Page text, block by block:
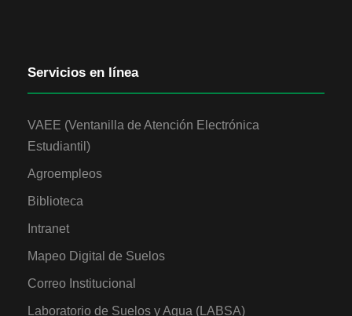
Servicios en línea
VAEE (Ventanilla de Atención Electrónica
Estudiantil)
Agroempleos
Biblioteca
Intranet
Mapeo Digital de Suelos
Correo Institucional
Laboratorio de Suelos y Agua (LABSA)